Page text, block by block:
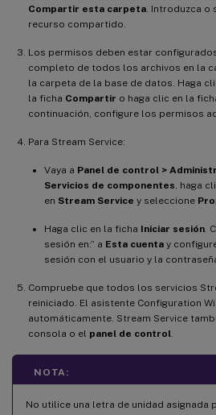
Compartir esta carpeta . Introduzca
recurso compartido.
Los permisos deben estar
completo de todos los archivos en la
la carpeta de la base de datos. Haga
la ficha Compartir o haga clic en la
continuación, configure los permisos
Para Stream Service:
Vaya a Panel de control >
Servicios de componentes , haga
en Stream Service y seleccione
Haga clic en la ficha Iniciar sesión .
sesión en:” a Esta cuenta y
sesión con el usuario y la
Compruebe que todos los servicios
reiniciado. El asistente Configuration
automáticamente. Stream Service
consola o el panel de control
NOTA:
No utilice una letra de unidad asignada